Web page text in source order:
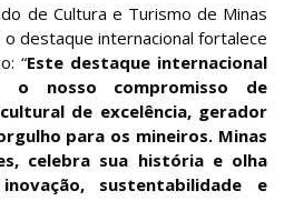
de Cultura e Turismo de Minas
o destaque internacional fortalece
“Este destaque internacional
o nosso compromisso de
de excelência, gerador
para os mineiros. Minas
celebra sua história e olha
sustentabilidade e